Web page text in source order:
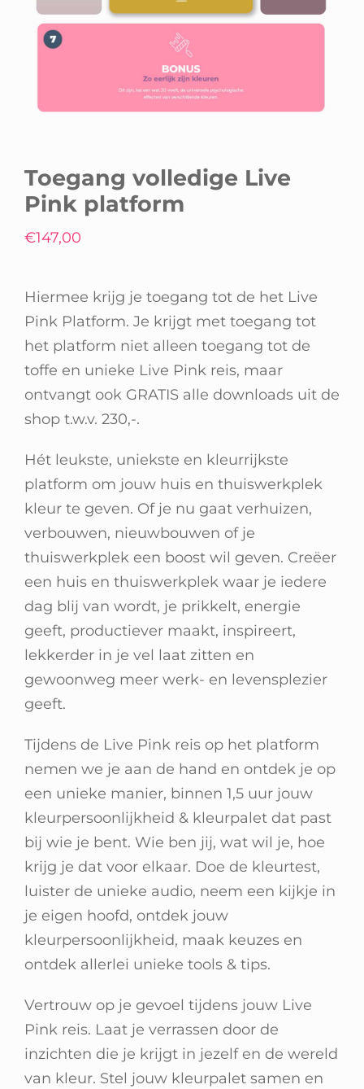
Winkelwagen
Toegang volledige Live
Pink platform
€147,00
Hiermee krijg je toegang tot de het Live
Pink Platform. Je krijgt met toegang tot
het platform niet alleen toegang tot de
toffe en unieke Live Pink reis, maar
ontvangt ook GRATIS alle downloads uit de
shop t.w.v. 230,-.
Hét leukste, uniekste en kleurrijkste
platform om jouw huis en thuiswerkplek
kleur te geven. Of je nu gaat verhuizen,
verbouwen, nieuwbouwen of je
thuiswerkplek een boost wil geven. Creëer
een huis en thuiswerkplek waar je iedere
dag blij van wordt, je prikkelt, energie
geeft, productiever maakt, inspireert,
lekkerder in je vel laat zitten en
gewoonweg meer werk- en levensplezier
geeft.
Tijdens de Live Pink reis op het platform
nemen we je aan de hand en ontdek je op
een unieke manier, binnen 1,5 uur jouw
kleurpersoonlijkheid & kleurpalet dat past
bij wie je bent. Wie ben jij, wat wil je, hoe
krijg je dat voor elkaar. Doe de kleurtest,
luister de unieke audio, neem een kijkje in
je eigen hoofd, ontdek jouw
kleurpersoonlijkheid, maak keuzes en
ontdek allerlei unieke tools & tips.
Vertrouw op je gevoel tijdens jouw Live
Pink reis. Laat je verrassen door de
inzichten die je krijgt in jezelf en de wereld
van kleur. Stel jouw kleurpalet samen en